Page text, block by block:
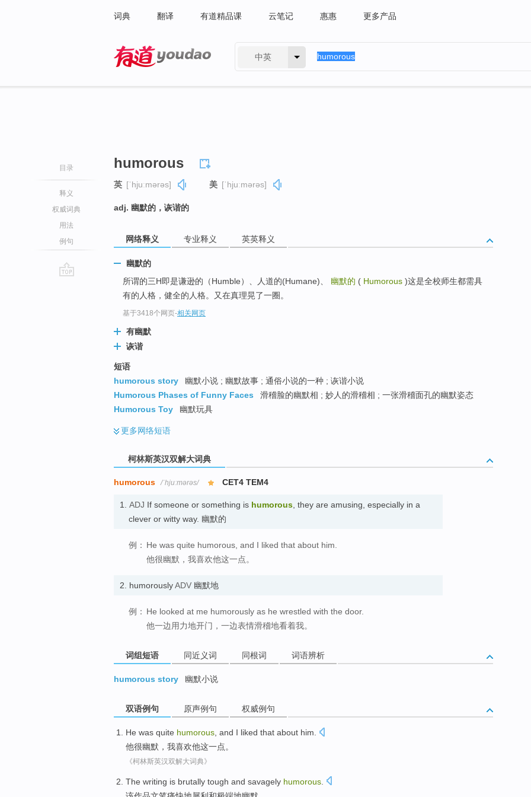
词典 翻译 有道精品课 云笔记 惠惠 更多产品
中英
目录
释义
权威词典
用法
例句
humorous
英 [ˈhjuːmərəs] 美 [ˈhjuːmərəs]
adj. 幽默的，诙谐的
网络释义 专业释义 英英释义
幽默的
所谓的三H即是谦逊的（Humble）、人道的(Humane)、 幽默的 ( Humorous )这是全校师生都需具
有的人格，健全的人格。又在真理晃了一圈。
基于3418个网页-相关网页
有幽默
诙谐
短语
humorous story
幽默小说 ; 幽默故事 ; 通俗小说的一种 ; 诙谐小说
Humorous Phases of Funny Faces
滑稽脸的幽默相 ; 妙人的滑稽相 ; 一张滑稽面孔的幽默姿态
Humorous Toy
幽默玩具
更多网络短语
柯林斯英汉双解大词典
humorous /ˈhjuːmərəs/ CET4 TEM4
1. ADJ If someone or something is humorous, they are amusing, especially in a
clever or witty way. 幽默的
例： He was quite humorous, and I liked that about him.
他很幽默，我喜欢他这一点。
2. humorouslyADV 幽默地
例： He looked at me humorously as he wrestled with the door.
他一边用力地开门，一边表情滑稽地看着我。
词组短语 同近义词 同根词 词语辨析
humorous story 幽默小说
双语例句 原声例句 权威例句
He was quite humorous , and I liked that about him
他很幽默 ， 我喜欢他这一点。
《柯林斯英汉双解大词典》
The writing is brutally tough and savagely humorous